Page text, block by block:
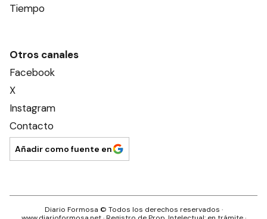
Tiempo
Otros canales
Facebook
X
Instagram
Contacto
Añadir como fuente en
Diario Formosa © Todos los derechos reservados ·